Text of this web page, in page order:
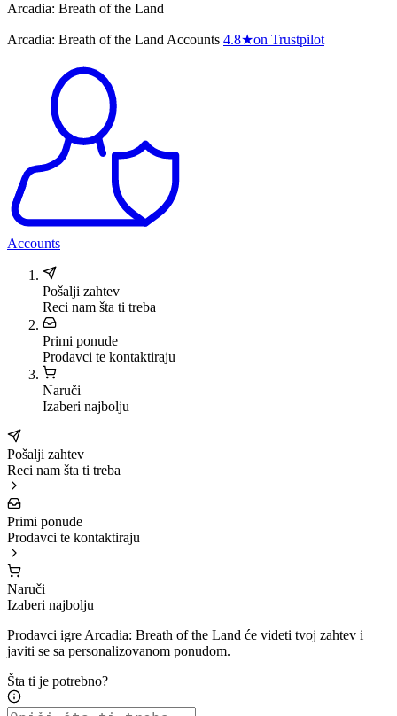
Arcadia: Breath of the Land
Arcadia: Breath of the Land Accounts 4.8★on Trustpilot
Accounts
Pošalji zahtev
Reci nam šta ti treba
Primi ponude
Prodavci te kontaktiraju
Naruči
Izaberi najbolju
Pošalji zahtev
Reci nam šta ti treba
Primi ponude
Prodavci te kontaktiraju
Naruči
Izaberi najbolju
Prodavci igre Arcadia: Breath of the Land će videti tvoj zahtev i
javiti se sa personalizovanom ponudom.
Šta ti je potrebno?